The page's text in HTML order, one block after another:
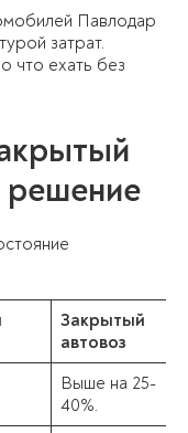
Павлодар
затрат.
что ехать без
решение
Закрытый
автовоз
Выше на 25-
40%.